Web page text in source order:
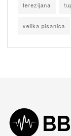
terezijana
velika pisanica